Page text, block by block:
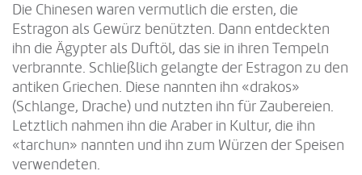
Die Chinesen waren vermutlich die ersten, die
Estragon als Gewürz benützten. Dann entdeckten
ihn die Ägypter als Duftöl, das sie in ihren Tempeln
verbrannte. Schließlich gelangte der Estragon zu den
antiken Griechen. Diese nannten ihn «drakos»
(Schlange, Drache) und nutzten ihn für Zaubereien.
Letztlich nahmen ihn die Araber in Kultur, die ihn
«tarchun» nannten und ihn zum Würzen der Speisen
verwendeten.